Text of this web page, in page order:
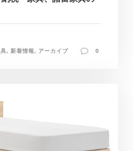
, 新着情報 , アーカイブ 0